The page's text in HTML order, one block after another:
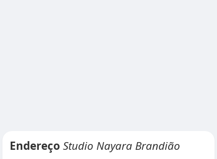
Endereço Studio Nayara Brandião